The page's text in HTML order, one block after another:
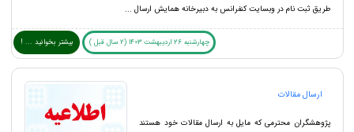
طریق ثبت نام در وبسایت کنفرانس به دبیرخانه همایش ارسال ...
چهارشنبه 26 اردیبهشت 1403 (2 سال قبل ) بیشتر بخوانید ... !
ارسال مقالات
پژوهشگران محترمی که مایل به ارسال مقالات خود هستند